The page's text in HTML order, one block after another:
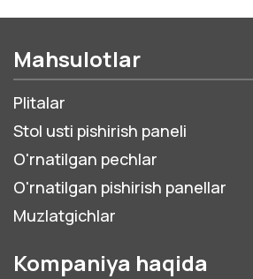
Mahsulotlar
Plitalar
Stol usti pishirish paneli
O'rnatilgan pechlar
O'rnatilgan pishirish panellar
Muzlatgichlar
Kompaniya haqida